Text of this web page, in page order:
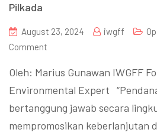
Pilkada
August 23, 2024 iwgff
Comment
Oleh: Marius Gunawan IWGFF
Environmental Expert
bertanggung jawab secara
mempromosikan keberlanjutan